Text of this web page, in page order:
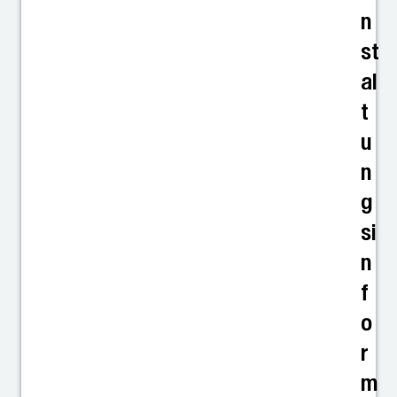
n
st
al
t
u
n
g
si
n
f
o
r
m